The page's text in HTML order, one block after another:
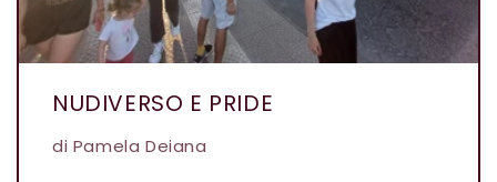
NUDIVERSO E PRIDE
di Pamela Deiana